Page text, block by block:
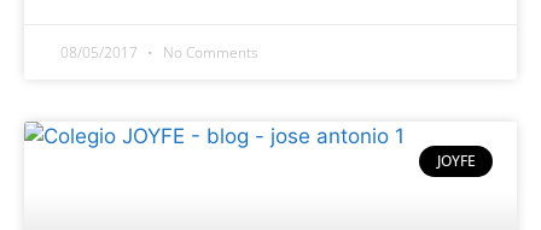
08/05/2017 No Comments
JOYFE